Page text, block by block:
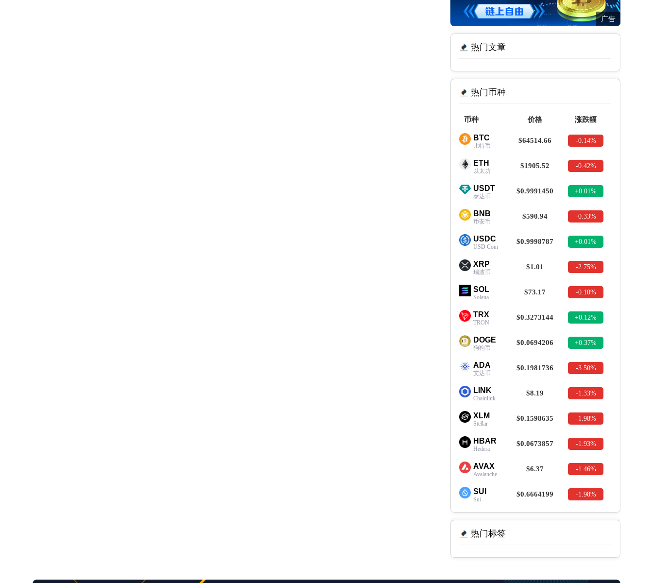
广告
热门文章
热门币种
币种 价格 涨跌幅
BTC
比特币
$64514.66 -0.14%
ETH
以太坊
$1905.52 -0.42%
USDT
泰达币
$0.9991450 +0.01%
BNB
币安币
$590.94 -0.33%
USDC
USD Coin
$0.9998787 +0.01%
XRP
瑞波币
$1.01 -2.75%
SOL
Solana
$73.17 -0.10%
TRX
TRON
$0.3273144 +0.12%
DOGE
狗狗币
$0.0694206 +0.37%
ADA
艾达币
$0.1981736 -3.50%
LINK
Chainlink
$8.19 -1.33%
XLM
Stellar
$0.1598635 -1.98%
HBAR
Hedera
$0.0673857 -1.93%
AVAX
Avalanche
$6.37 -1.46%
SUI
Sui
$0.6664199 -1.98%
热门标签